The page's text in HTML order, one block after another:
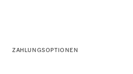
ZAHLUNGSOPTIONEN